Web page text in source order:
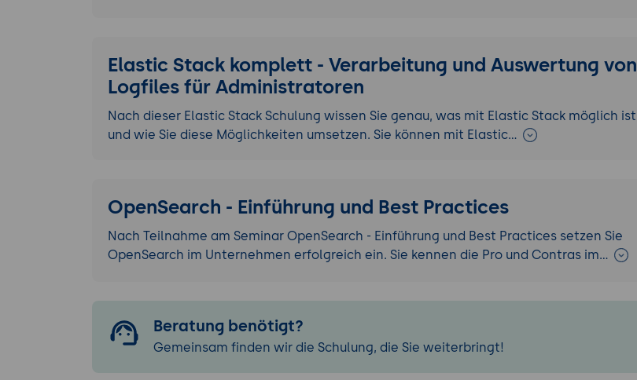
Elastic Stack komplett - Verarbeitung und Auswertung von
Logfiles für Administratoren
Nach dieser Elastic Stack Schulung wissen Sie genau, was mit Elastic Stack möglich ist
und wie Sie diese Möglichkeiten umsetzen. Sie können mit Elastic…
OpenSearch - Einführung und Best Practices
Nach Teilnahme am Seminar OpenSearch - Einführung und Best Practices setzen Sie
OpenSearch im Unternehmen erfolgreich ein. Sie kennen die Pro und Contras im…
Beratung benötigt?
Gemeinsam finden wir die Schulung, die Sie weiterbringt!